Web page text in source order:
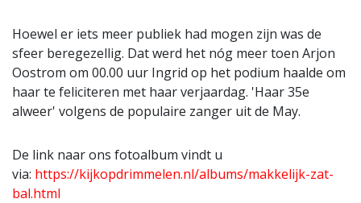
Hoewel er iets meer publiek had mogen zijn was de
sfeer beregezellig. Dat werd het nóg meer toen Arjon
Oostrom om 00.00 uur Ingrid op het podium haalde om
haar te feliciteren met haar verjaardag. 'Haar 35e
alweer' volgens de populaire zanger uit de May.
De link naar ons fotoalbum vindt u
via: https://kijkopdrimmelen.nl/albums/makkelijk-zat-
bal.html